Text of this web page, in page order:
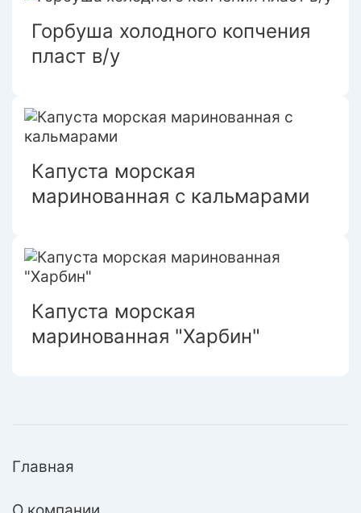
Горбуша холодного копчения
пласт в/у
Капуста морская
маринованная с кальмарами
Капуста морская
маринованная "Харбин"
Главная